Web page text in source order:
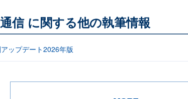
信 に関する他の執筆情報
ップデート2026年版